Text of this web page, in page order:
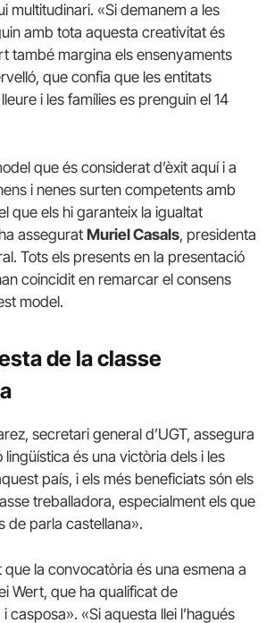
multitudinari. «Si demanem a les
amb tota aquesta creativitat és
també margina els ensenyaments
que confia que les entitats
i les famílies es prenguin el 14
que és considerat d’èxit aquí i a
i nenes surten competents amb
que els hi garanteix la igualtat
assegurat Muriel Casals, presidenta
Tots els presents en la presentació
coincidit en remarcar el consens
model.
de la classe
secretari general d’UGT, assegura
lingüística és una victòria dels i les
país, i els més beneficiats són els
treballadora, especialment els que
de parla castellana».
la convocatòria és una esmena a
Wert, que ha qualificat de
casposa». «Si aquesta llei l’hagués